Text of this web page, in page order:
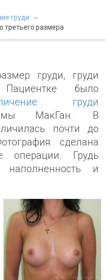
груди
третьего размера
груди, груди
было
груди
МакГан. В
почти до
сделана
операции. Грудь
и